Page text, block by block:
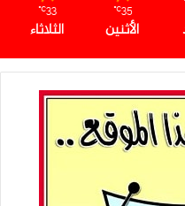
35
℃
الأثنين
33
℃
الثلاثاء